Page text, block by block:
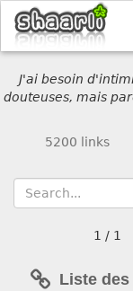
J'ai besoin
douteuses, mais
5200 links
1 / 1
Liste